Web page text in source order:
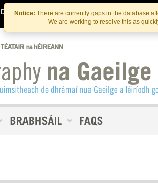
Skip
to
the
content
Skip
to
content
Notice: There are currently gaps in the database
We are working to resolve this as
Déan Teagmháil Linn